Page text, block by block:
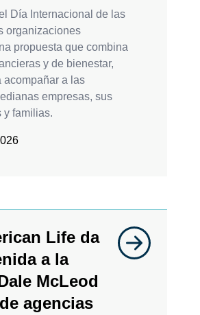
Día Internacional de las
organizaciones
propuesta que combina
y de bienestar,
acompañar a las
empresas, sus
y familias.
Life da
a la
McLeod
agencias